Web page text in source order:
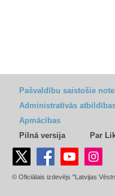
Pašvaldību saistošie
Administratīvās
Apmācības
Pilnā versija
Par
© Oficiālais izdevējs "Latvijas